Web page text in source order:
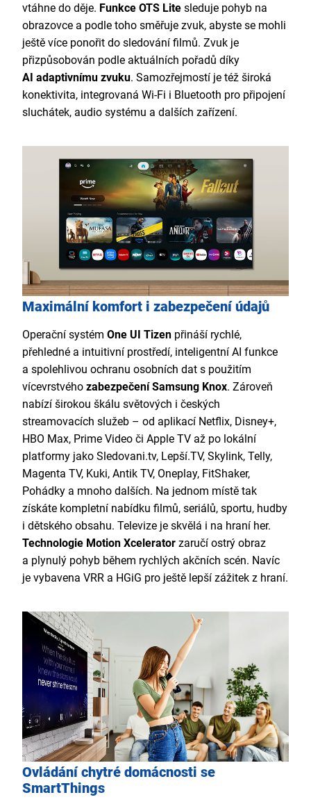
vtáhne do děje. Funkce OTS Lite sleduje pohyb na
obrazovce a podle toho směřuje zvuk, abyste se mohli
ještě více ponořit do sledování filmů. Zvuk je
přizpůsobován podle aktuálních pořadů díky
AI adaptivnímu zvuku. Samozřejmostí je též široká
konektivita, integrovaná Wi-Fi i Bluetooth pro připojení
sluchátek, audio systému a dalších zařízení.
Maximální komfort i zabezpečení údajů
Operační systém One UI Tizen přináší rychlé,
přehledné a intuitivní prostředí, inteligentní AI funkce
a spolehlivou ochranu osobních dat s použitím
vícevrstvého zabezpečení Samsung Knox. Zároveň
nabízí širokou škálu světových i českých
streamovacích služeb – od aplikací Netflix, Disney+,
HBO Max, Prime Video či Apple TV až po lokální
platformy jako Sledovani.tv, Lepší.TV, Skylink, Telly,
Magenta TV, Kuki, Antik TV, Oneplay, FitShaker,
Pohádky a mnoho dalších. Na jednom místě tak
získáte kompletní nabídku filmů, seriálů, sportu, hudby
i dětského obsahu. Televize je skvělá i na hraní her.
Technologie Motion Xcelerator zaručí ostrý obraz
a plynulý pohyb během rychlých akčních scén. Navíc
je vybavena VRR a HGiG pro ještě lepší zážitek z hraní.
Ovládání chytré domácnosti se
SmartThings